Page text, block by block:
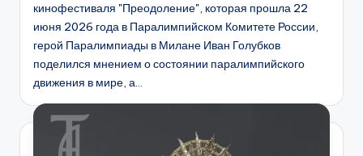
кинофестиваля "Преодоление", которая прошла 22
июня 2026 года в Паралимпийском Комитете России,
герой Паралимпиады в Милане Иван Голубков
поделился мнением о состоянии паралимпийского
движения в мире, а…